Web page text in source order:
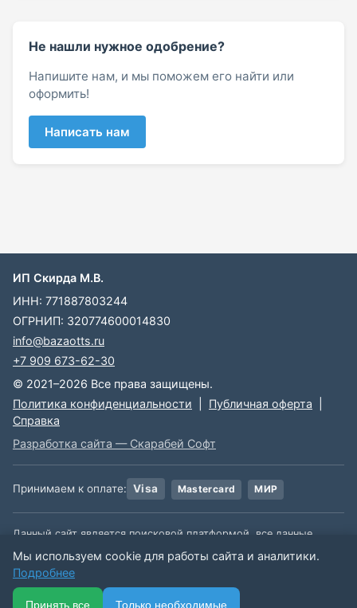
Не нашли нужное одобрение?
Напишите нам, и мы поможем его найти или
оформить!
Написать нам
ИП Скирда М.В.
ИНН: 771887803244
ОГРНИП: 320774600014830
info@bazaotts.ru
+7 909 673-62-30
© 2021–2026 Все права защищены.
Политика конфиденциальности
Публичная оферта
Справка
Разработка сайта — Скарабей Софт
Принимаем к оплате: Visa Mastercard МИР
Данный сайт является поисковой платформой, все данные,
несем ответственности за содержимое данной информации.
🏠 📋 📅
Мы используем cookie для работы сайта и аналитики.
Подробнее
Принять все Только необходимые